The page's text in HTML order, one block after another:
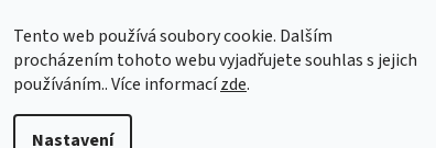
Tento web používá soubory cookie. Dalším
procházením tohoto webu vyjadřujete souhlas s jejich
používáním.. Více informacízde.
Nastavení